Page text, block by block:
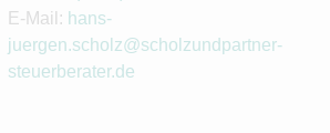
E-Mail: hans-
juergen.scholz@scholzundpartner-
steuerberater.de